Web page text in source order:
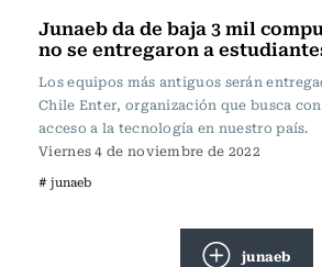
Junaeb da de baja 3 mil
no se entregaron a
Los equipos más antiguos serán
Chile Enter, organización que busca
acceso a la tecnología en nuestro país.
Viernes 4 de noviembre de 2022
# junaeb
junaeb